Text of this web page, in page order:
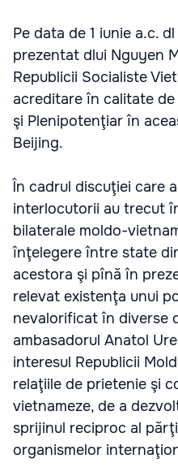
Pe data de 1 iunie a.c.
prezentat dlui Nguyen
Republicii Socialiste
acreditare în calitate
şi Plenipotenţiar în
Beijing.
În cadrul discuţiei care
interlocutorii au trecut
bilaterale moldo-
înţelegere între state
acestora şi pînă în
relevat existenţa unui
nevalorificat în diverse
ambasadorul Anatol
interesul Republicii
relaţiile de prietenie şi
vietnameze, de a
sprijinul reciproc al
organismelor